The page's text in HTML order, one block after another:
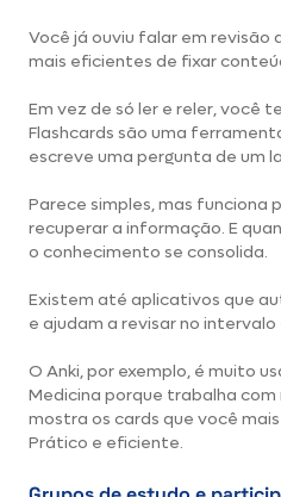
Você já ouviu falar em revisão
mais eficientes de fixar
Em vez de só ler e reler, você
Flashcards são uma
escreve uma pergunta de um
Parece simples, mas funciona
recuperar a informação. E
o conhecimento se consolida.
Existem até aplicativos que
e ajudam a revisar no intervalo
O Anki, por exemplo, é muito
Medicina porque trabalha
mostra os cards que você
Prático e eficiente.